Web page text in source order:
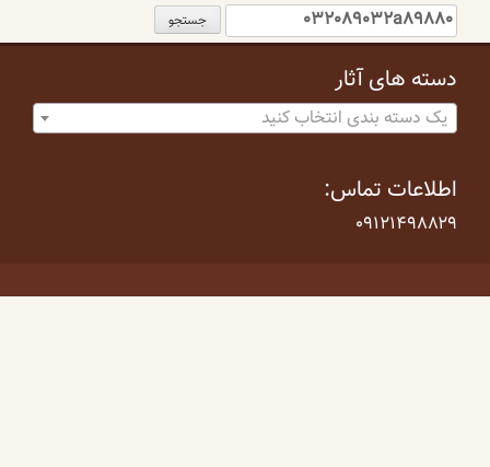
جستجو
برای:
دسته های آثار
یک دسته بندی انتخاب کنید
اطلاعات تماس:
۰۹۱۲۱۴۹۸۸۲۹